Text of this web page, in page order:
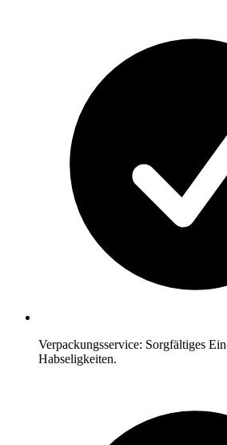
Verpackungsservice: Sorgfältiges
Habseligkeiten.